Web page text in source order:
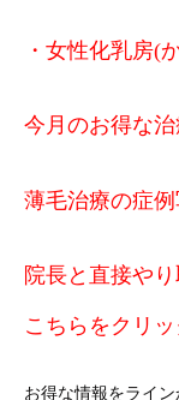
・女性化乳房(
今月のお得な
薄毛治療の症
院長と直接や
こちらをクリッ
お得な情報をライン